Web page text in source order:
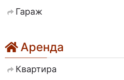
Гараж
Аренда
Квартира